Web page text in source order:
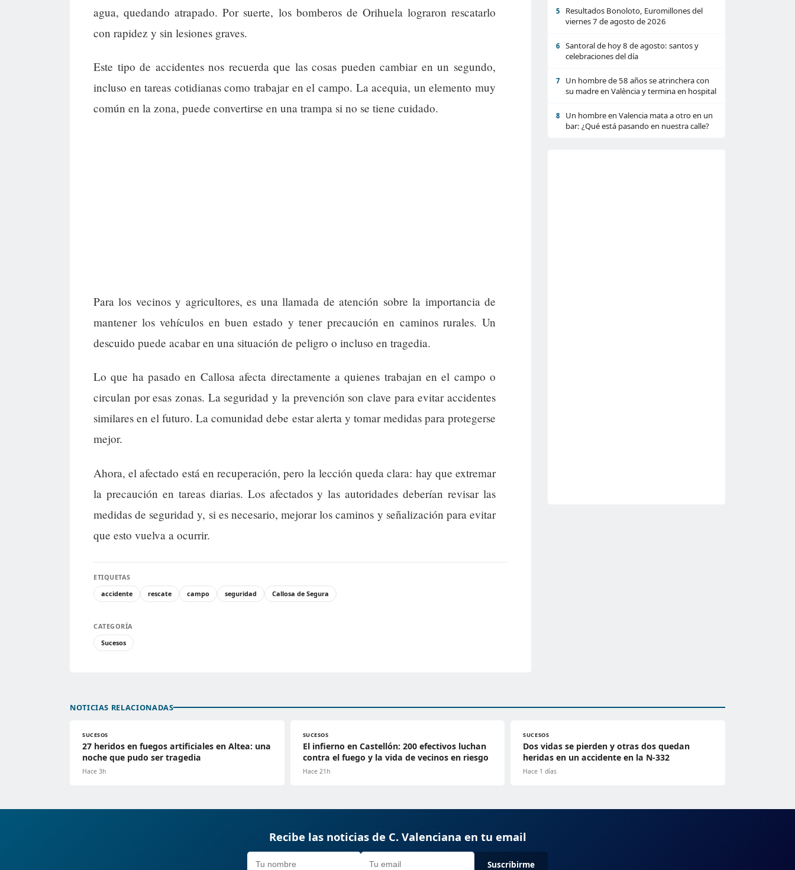
agua, quedando atrapado. Por suerte, los bomberos de Orihuela lograron rescatarlo
con rapidez y sin lesiones graves.
Este tipo de accidentes nos recuerda que las cosas pueden cambiar en un segundo,
incluso en tareas cotidianas como trabajar en el campo. La acequia, un elemento muy
común en la zona, puede convertirse en una trampa si no se tiene cuidado.
Para los vecinos y agricultores, es una llamada de atención sobre la importancia de
mantener los vehículos en buen estado y tener precaución en caminos rurales. Un
descuido puede acabar en una situación de peligro o incluso en tragedia.
Lo que ha pasado en Callosa afecta directamente a quienes trabajan en el campo o
circulan por esas zonas. La seguridad y la prevención son clave para evitar accidentes
similares en el futuro. La comunidad debe estar alerta y tomar medidas para protegerse
mejor.
Ahora, el afectado está en recuperación, pero la lección queda clara: hay que extremar
la precaución en tareas diarias. Los afectados y las autoridades deberían revisar las
medidas de seguridad y, si es necesario, mejorar los caminos y señalización para evitar
que esto vuelva a ocurrir.
ETIQUETAS
accidente
rescate campo seguridad Callosa de Segura
CATEGORÍA
Sucesos
5
Resultados Bonoloto, Euromillones del
viernes 7 de agosto de 2026
6
Santoral de hoy 8 de agosto: santos y
celebraciones del día
7
Un hombre de 58 años se atrinchera con
su madre en València y termina en hospital
8
Un hombre en Valencia mata a otro en un
bar: ¿Qué está pasando en nuestra calle?
NOTICIAS RELACIONADAS
SUCESOS
27 heridos en fuegos artificiales en Altea: una
noche que pudo ser tragedia
Hace 3h
SUCESOS
El infierno en Castellón: 200 efectivos luchan
contra el fuego y la vida de vecinos en riesgo
Hace 21h
SUCESOS
Dos vidas se pierden y otras dos quedan
heridas en un accidente en la N-332
Hace 1 días
Recibe las noticias de C. Valenciana en tu email
Suscribirme